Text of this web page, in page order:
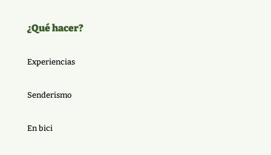
¿Qué hacer?
Experiencias
Senderismo
En bici